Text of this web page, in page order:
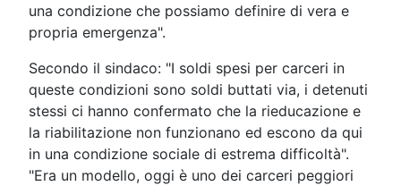
una condizione che possiamo definire di vera e
propria emergenza".
Secondo il sindaco: "I soldi spesi per carceri in
queste condizioni sono soldi buttati via, i detenuti
stessi ci hanno confermato che la rieducazione e
la riabilitazione non funzionano ed escono da qui
in una condizione sociale di estrema difficoltà".
"Era un modello, oggi è uno dei carceri peggiori